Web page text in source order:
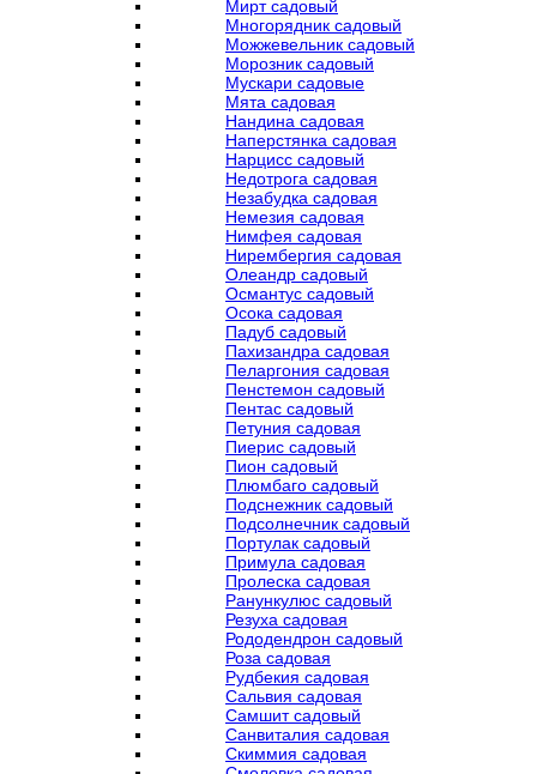
Мирт садовый
Многорядник садовый
Можжевельник садовый
Морозник садовый
Мускари садовые
Мята садовая
Нандина садовая
Наперстянка садовая
Нарцисс садовый
Недотрога садовая
Незабудка садовая
Немезия садовая
Нимфея садовая
Нирембергия садовая
Олеандр садовый
Османтус садовый
Осока садовая
Падуб садовый
Пахизандра садовая
Пеларгония садовая
Пенстемон садовый
Пентас садовый
Петуния садовая
Пиерис садовый
Пион садовый
Плюмбаго садовый
Подснежник садовый
Подсолнечник садовый
Портулак садовый
Примула садовая
Пролеска садовая
Ранункулюс садовый
Резуха садовая
Рододендрон садовый
Роза садовая
Рудбекия садовая
Сальвия садовая
Самшит садовый
Санвиталия садовая
Скиммия садовая